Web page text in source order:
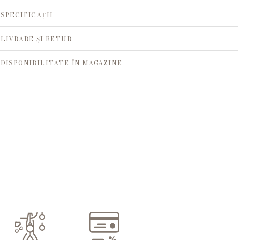
SPECIFICAȚII
LIVRARE ȘI RETUR
DISPONIBILITATE ÎN MAGAZINE